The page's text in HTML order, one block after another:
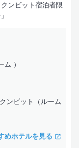
ンビット宿泊者限
）
ンビット（ルーム
めホテルを見る